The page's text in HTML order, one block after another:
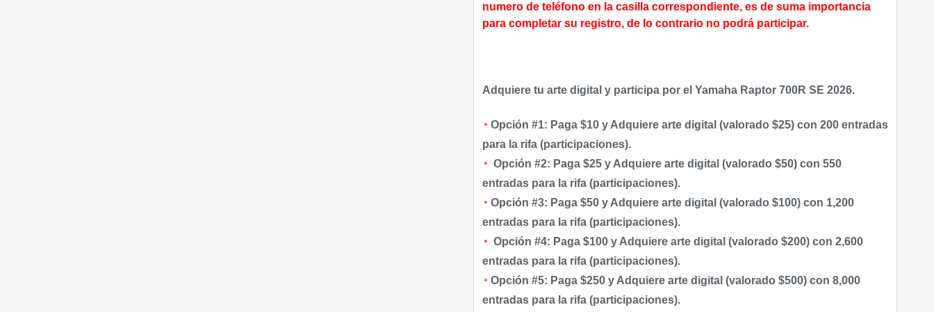
numero de teléfono en la casilla correspondiente, es de suma importancia
para completar su registro, de lo contrario no podrá participar.
Adquiere tu arte digital y participa por el Yamaha Raptor 700R SE 2026.
Opción #1: Paga $10 y Adquiere arte digital (valorado $25) con 200 entradas
para la rifa (participaciones).
Opción #2: Paga $25 y Adquiere arte digital (valorado $50) con 550
entradas para la rifa (participaciones).
Opción #3: Paga $50 y Adquiere arte digital (valorado $100) con 1,200
entradas para la rifa (participaciones).
Opción #4: Paga $100 y Adquiere arte digital (valorado $200) con 2,600
entradas para la rifa (participaciones).
Opción #5: Paga $250 y Adquiere arte digital (valorado $500) con 8,000
entradas para la rifa (participaciones).